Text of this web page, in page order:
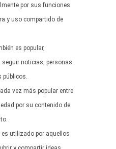
por sus funciones
y uso compartido de
es popular,
seguir noticias, personas
públicos.
vez más popular entre
por su contenido de
es utilizado por aquellos